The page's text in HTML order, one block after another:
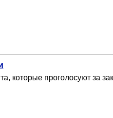
которые проголосуют за